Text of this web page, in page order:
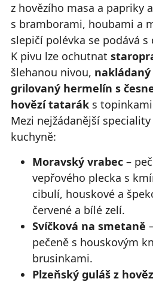
z hovězího masa a papriky a
s bramborami, houbami a
slepičí polévka se podává
K pivu lze ochutnat
šlehanou nivou,
grilovaný hermelín s
hovězí tatarák s
Mezi nejžádanější
kuchyně:
Moravský vrabec –
vepřového plecka s
cibulí, houskové a
červené a bílé zelí.
Svíčková na smetaně
pečeně s houskovým
brusinkami.
Plzeňský guláš z